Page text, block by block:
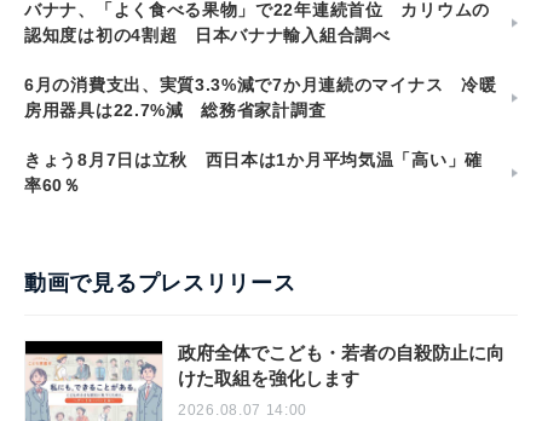
バナナ、「よく食べる果物」で22年連続首位 カリウムの
認知度は初の4割超 日本バナナ輸入組合調べ
6月の消費支出、実質3.3%減で7か月連続のマイナス 冷暖
房用器具は22.7%減 総務省家計調査
きょう8月7日は立秋 西日本は1か月平均気温「高い」確
率60％
動画で見るプレスリリース
政府全体でこども・若者の自殺防止に向
けた取組を強化します
2026.08.07 14:00